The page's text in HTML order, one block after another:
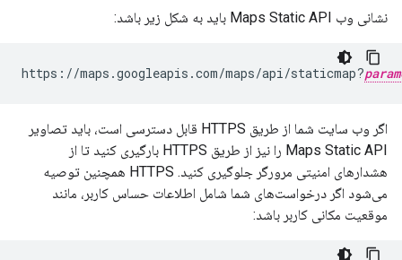
نشانی وب Maps Static API باید به شکل زیر باشد:
https://maps.googleapis.com/maps/api/staticmap?
اگر وب سایت شما از طریق HTTPS قابل دسترسی است، باید تصاویر
Maps Static API را نیز از طریق HTTPS بارگیری کنید تا از
هشدارهای امنیتی مرورگر جلوگیری کنید. HTTPS همچنین توصیه
می‌شود اگر درخواست‌های شما شامل اطلاعات حساس کاربر، مانند
موقعیت مکانی کاربر باشد: